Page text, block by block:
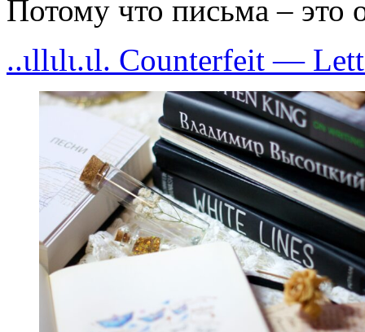
Потому что письма – это
..ιllιlι.ιl. Counterfeit —